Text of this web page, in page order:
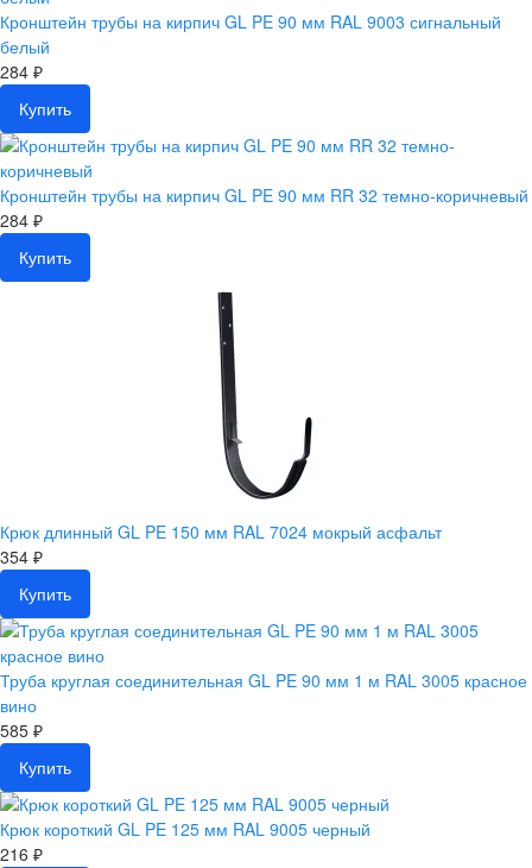
Кронштейн трубы на кирпич GL PE 90 мм RAL 9003 сигнальный
белый
284 ₽
Купить
Кронштейн трубы на кирпич GL PE 90 мм RR 32 темно-коричневый
284 ₽
Купить
Крюк длинный GL PE 150 мм RAL 7024 мокрый асфальт
354 ₽
Купить
Труба круглая соединительная GL PE 90 мм 1 м RAL 3005 красное
вино
585 ₽
Купить
Крюк короткий GL PE 125 мм RAL 9005 черный
216 ₽